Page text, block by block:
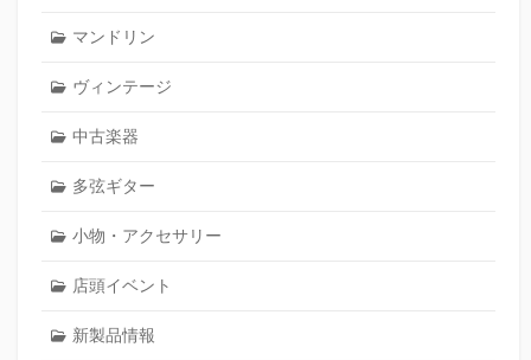
マンドリン
ヴィンテージ
中古楽器
多弦ギター
小物・アクセサリー
店頭イベント
新製品情報